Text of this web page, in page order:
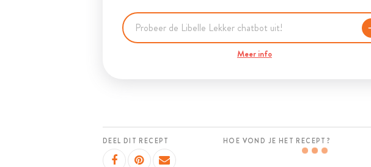
Meer info
DEEL DIT RECEPT HOE VOND JE HET RECEPT?